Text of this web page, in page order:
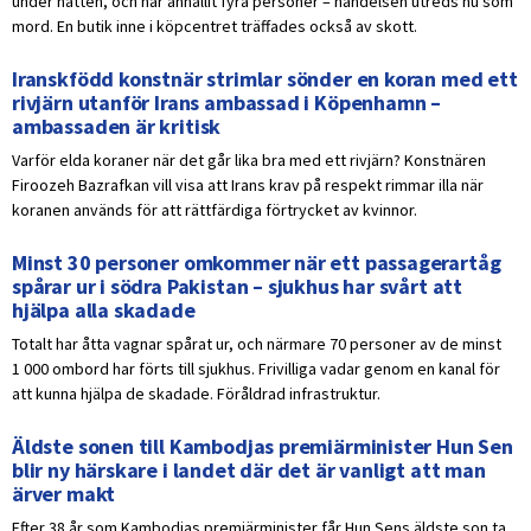
mord. En butik inne i köpcentret träffades också av skott.
Iranskfödd konstnär strimlar sönder en koran med ett
rivjärn utanför Irans ambassad i Köpenhamn –
ambassaden är kritisk
Varför elda koraner när det går lika bra med ett rivjärn? Konstnären
Firoozeh Bazrafkan vill visa att Irans krav på respekt rimmar illa när
koranen används för att rättfärdiga förtrycket av kvinnor.
Minst 30 personer omkommer när ett passagerartåg
spårar ur i södra Pakistan – sjukhus har svårt att
hjälpa alla skadade
Totalt har åtta vagnar spårat ur, och närmare 70 personer av de minst
1 000 ombord har förts till sjukhus. Frivilliga vadar genom en kanal för
att kunna hjälpa de skadade. Föråldrad infrastruktur.
Äldste sonen till Kambodjas premiärminister Hun Sen
blir ny härskare i landet där det är vanligt att man
ärver makt